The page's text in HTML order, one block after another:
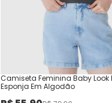
Camiseta Feminina Baby Look
Esponja Em Algodão